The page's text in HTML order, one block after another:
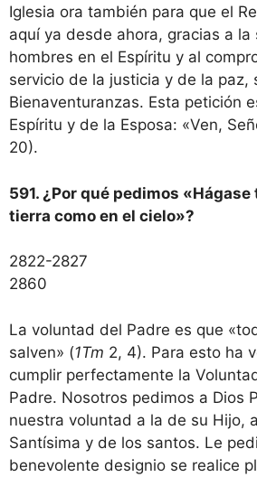
Iglesia ora también para que el
aquí ya desde ahora, gracias a
hombres en el Espíritu y al
servicio de la justicia y de la paz,
Bienaventuranzas. Esta petición
Espíritu y de la Esposa: «Ven,
20).
591. ¿Por qué pedimos
tierra como en el cielo»?
2822-2827
2860
La voluntad del Padre es que
salven» (1Tm 2, 4). Para esto ha
cumplir perfectamente la
Padre. Nosotros pedimos a Dios
nuestra voluntad a la de su Hijo,
Santísima y de los santos. Le
benevolente designio se realice